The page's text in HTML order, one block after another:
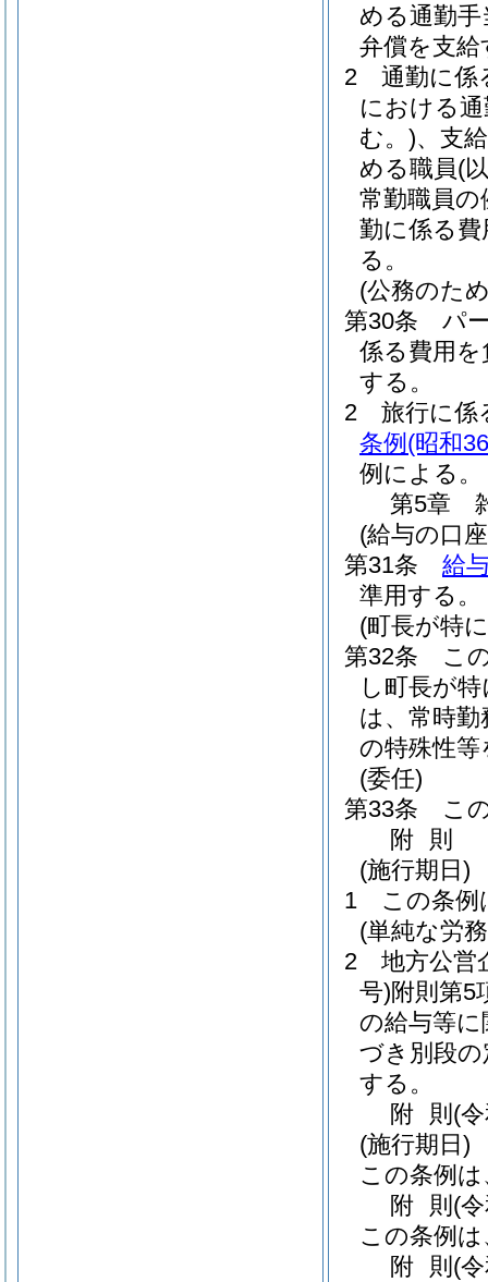
める通勤
弁償を支給
2
通勤に係
における
む。)、支
める職員(
常勤職員
勤に係る
る。
(公務のた
第30条
パ
係る費用
する。
2
旅行に係
条例 (昭和
例による。
第5章
(給与の口
第31条
給
準用する。
(町長が特
第32条
こ
し町長が
は、常時
の特殊性
(委任)
第33条
こ
附 則
(施行期日)
1
この条例
(単純な労
2
地方公営
号)附則第5
の給与等
づき別段
する。
附 則 (
(施行期日)
この条例
附 則 (
この条例
附 則 (